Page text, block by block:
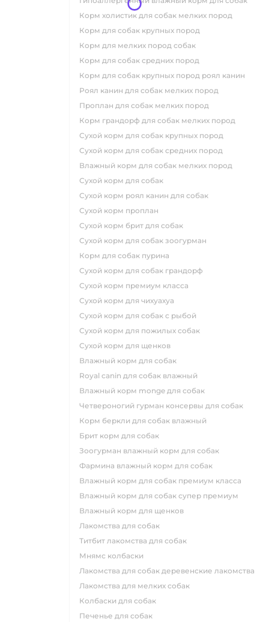
корм холистик для собак мелких пород
корм для собак крупных пород
корм для мелких пород собак
корм для собак средних пород
корм для собак крупных пород роял канин
роял канин для собак мелких пород
проплан для собак мелких пород
корм грандорф для собак мелких пород
сухой корм для собак крупных пород
сухой корм для собак средних пород
влажный корм для собак мелких пород
сухой корм для собак
сухой корм роял канин для собак
сухой корм проплан
сухой корм брит для собак
сухой корм для собак зоогурман
корм для собак пурина
сухой корм для собак грандорф
сухой корм премиум класса
сухой корм для чихуахуа
сухой корм для собак с рыбой
сухой корм для пожилых собак
сухой корм для щенков
влажный корм для собак
royal canin для собак влажный
влажный корм monge для собак
четвероногий гурман консервы для собак
корм беркли для собак влажный
брит корм для собак
зоогурман влажный корм для собак
фармина влажный корм для собак
влажный корм для собак премиум класса
влажный корм для собак супер премиум
влажный корм для щенков
лакомства для собак
титбит лакомства для собак
мнямс колбаски
лакомства для собак деревенские лакомства
лакомства для мелких собак
колбаски для собак
печенье для собак